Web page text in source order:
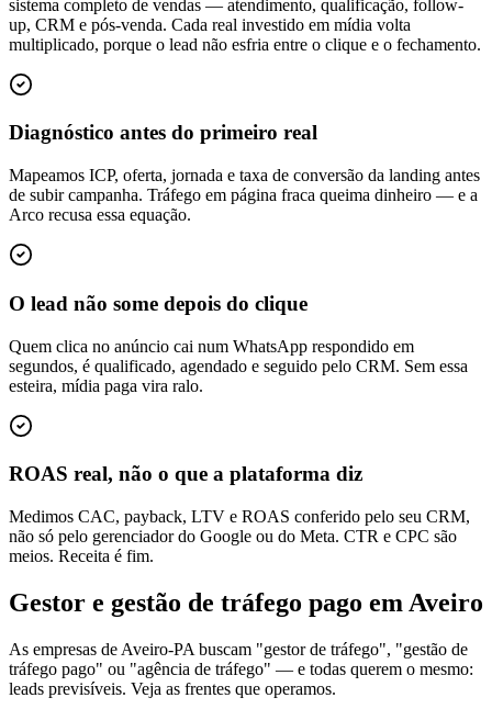
sistema completo de vendas — atendimento, qualificação, follow-
up, CRM e pós-venda. Cada real investido em mídia volta
multiplicado, porque o lead não esfria entre o clique e o fechamento.
Diagnóstico antes do primeiro real
Mapeamos ICP, oferta, jornada e taxa de conversão da landing antes
de subir campanha. Tráfego em página fraca queima dinheiro — e a
Arco recusa essa equação.
O lead não some depois do clique
Quem clica no anúncio cai num WhatsApp respondido em
segundos, é qualificado, agendado e seguido pelo CRM. Sem essa
esteira, mídia paga vira ralo.
ROAS real, não o que a plataforma diz
Medimos CAC, payback, LTV e ROAS conferido pelo seu CRM,
não só pelo gerenciador do Google ou do Meta. CTR e CPC são
meios. Receita é fim.
Gestor e gestão de tráfego pago em Aveiro
As empresas de Aveiro-PA buscam "gestor de tráfego", "gestão de
tráfego pago" ou "agência de tráfego" — e todas querem o mesmo:
leads previsíveis. Veja as frentes que operamos.